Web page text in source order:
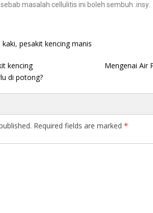
masalah cellulitis ini boleh sembuh .insy.
kaki, pesakit kencing manis
kencing
di potong?
Mengenai Air
Required fields are marked *